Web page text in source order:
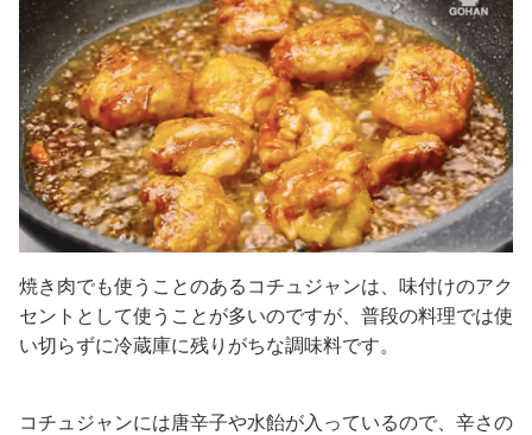
焼き肉でも使うことのあるコチュジャンは、味付けのアク
セントとして使うことが多いのですが、普段の料理では使
い切らずに冷蔵庫に残りがちな調味料です。
コチュジャンには唐辛子や水飴が入っているので、辛さの